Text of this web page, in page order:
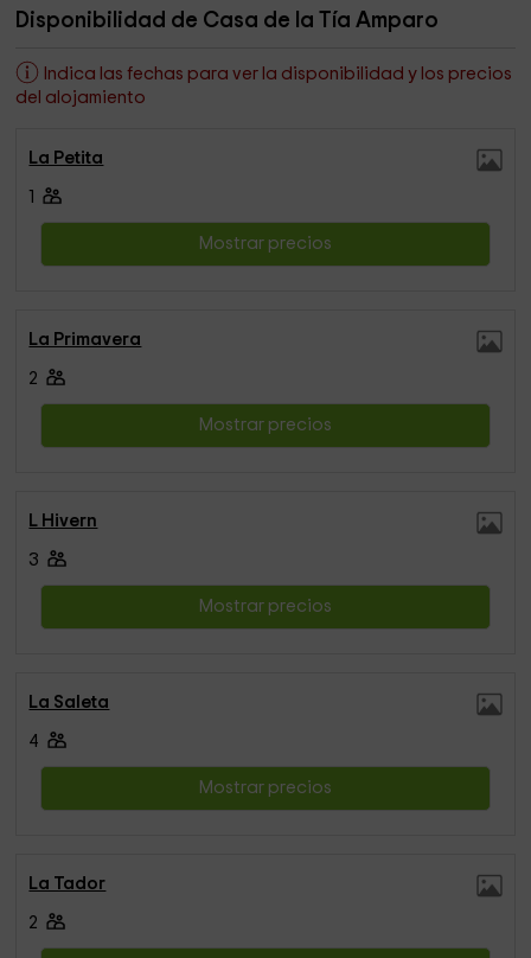
Disponibilidad de Casa de la Tía Amparo
Indica las fechas para ver la disponibilidad y los precios
del alojamiento
La Petita
Mostrar precios
La Primavera
2
Mostrar precios
L Hivern
3
Mostrar precios
La Saleta
4
Mostrar precios
La Tador
2